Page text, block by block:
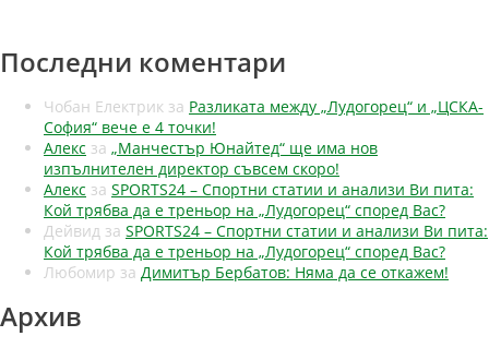
Последни коментари
Чобан Електрик за Разликата между „Лудогорец“ и „ЦСКА-
София“ вече е 4 точки!
Алекс за „Манчестър Юнайтед“ ще има нов
изпълнителен директор съвсем скоро!
Алекс за SPORTS24 – Спортни статии и анализи Ви пита:
Кой трябва да е треньор на „Лудогорец“ според Вас?
Дейвид за SPORTS24 – Спортни статии и анализи Ви пита:
Кой трябва да е треньор на „Лудогорец“ според Вас?
Любомир за Димитър Бербатов: Няма да се откажем!
Архив